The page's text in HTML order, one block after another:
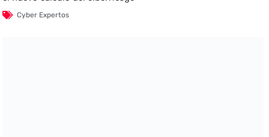
Cyber Expertos